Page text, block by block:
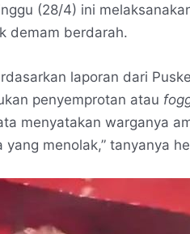
(28/4) ini
demam berdarah.
laporan dari
penyemprotan atau
menyatakan warganya
yang menolak,” tanyanya